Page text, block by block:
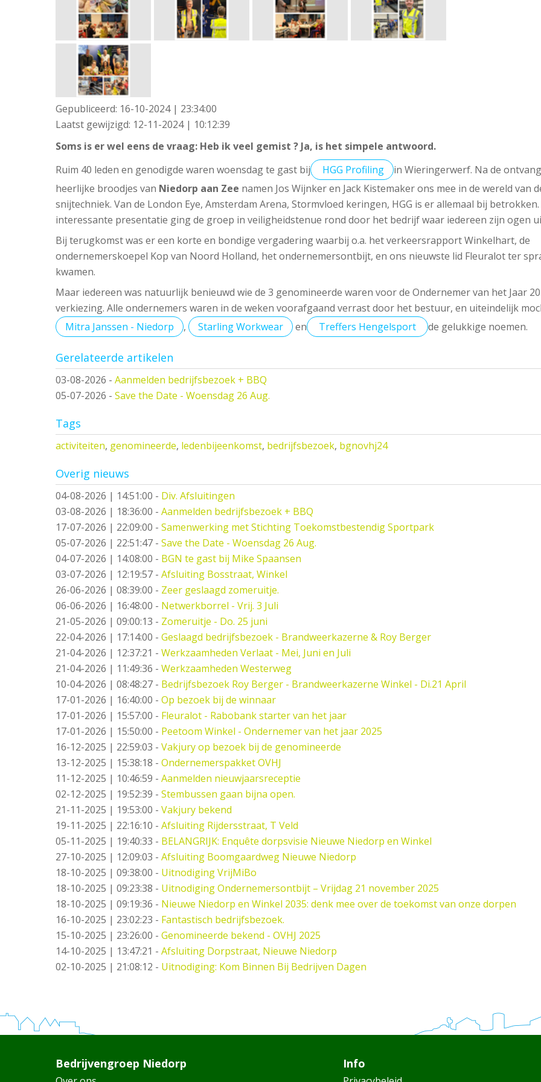
Gepubliceerd: 16-10-2024 | 23:34:00
Laatst gewijzigd: 12-11-2024 | 10:12:39
Soms is er wel eens de vraag: Heb ik veel gemist ? Ja, is het simpele antwoord.
Ruim 40 leden en genodigde waren woensdag te gast bij
HGG Profiling
in Wieringerwerf. Na de
heerlijke broodjes van Niedorp aan Zee namen Jos Wijnker en Jack Kistemaker ons mee in de wereld van
snijtechniek. Van de London Eye, Amsterdam Arena, Stormvloed keringen, HGG is er allemaal bij
interessante presentatie ging de groep in veiligheidstenue rond door het bedrijf waar iedereen zijn ogen
Bij terugkomst was er een korte en bondige vergadering waarbij o.a. het verkeersrapport Winkelhart, de
ondernemerskoepel Kop van Noord Holland, het ondernemersontbijt, en ons nieuwste lid Fleuralot ter
kwamen.
Maar iedereen was natuurlijk benieuwd wie de 3 genomineerde waren voor de Ondernemer van het Jaar
verkiezing. Alle ondernemers waren in de weken voorafgaand verrast door het bestuur, en uiteindelijk
Mitra Janssen - Niedorp
, Starling Workwear en Treffers Hengelsport de gelukkige noemen.
Gerelateerde artikelen
03-08-2026 - Aanmelden bedrijfsbezoek + BBQ
05-07-2026 - Save the Date - Woensdag 26 Aug.
Tags
activiteiten, genomineerde, ledenbijeenkomst, bedrijfsbezoek, bgnovhj24
Overig nieuws
04-08-2026 | 14:51:00 - Div. Afsluitingen
03-08-2026 | 18:36:00 - Aanmelden bedrijfsbezoek + BBQ
17-07-2026 | 22:09:00 - Samenwerking met Stichting Toekomstbestendig Sportpark
05-07-2026 | 22:51:47 - Save the Date - Woensdag 26 Aug.
04-07-2026 | 14:08:00 - BGN te gast bij Mike Spaansen
03-07-2026 | 12:19:57 - Afsluiting Bosstraat, Winkel
26-06-2026 | 08:39:00 - Zeer geslaagd zomeruitje.
06-06-2026 | 16:48:00 - Netwerkborrel - Vrij. 3 Juli
21-05-2026 | 09:00:13 - Zomeruitje - Do. 25 juni
22-04-2026 | 17:14:00 - Geslaagd bedrijfsbezoek - Brandweerkazerne & Roy Berger
21-04-2026 | 12:37:21 - Werkzaamheden Verlaat - Mei, Juni en Juli
21-04-2026 | 11:49:36 - Werkzaamheden Westerweg
10-04-2026 | 08:48:27 - Bedrijfsbezoek Roy Berger - Brandweerkazerne Winkel - Di.21 April
17-01-2026 | 16:40:00 - Op bezoek bij de winnaar
17-01-2026 | 15:57:00 - Fleuralot - Rabobank starter van het jaar
17-01-2026 | 15:50:00 - Peetoom Winkel - Ondernemer van het jaar 2025
16-12-2025 | 22:59:03 - Vakjury op bezoek bij de genomineerde
13-12-2025 | 15:38:18 - Ondernemerspakket OVHJ
11-12-2025 | 10:46:59 - Aanmelden nieuwjaarsreceptie
02-12-2025 | 19:52:39 - Stembussen gaan bijna open.
21-11-2025 | 19:53:00 - Vakjury bekend
19-11-2025 | 22:16:10 - Afsluiting Rijdersstraat, T Veld
05-11-2025 | 19:40:33 - BELANGRIJK: Enquête dorpsvisie Nieuwe Niedorp en Winkel
27-10-2025 | 12:09:03 - Afsluiting Boomgaardweg Nieuwe Niedorp
18-10-2025 | 09:38:00 - Uitnodiging VrijMiBo
18-10-2025 | 09:23:38 - Uitnodiging Ondernemersontbijt – Vrijdag 21 november 2025
18-10-2025 | 09:19:36 - Nieuwe Niedorp en Winkel 2035: denk mee over de toekomst van onze dorpen
16-10-2025 | 23:02:23 - Fantastisch bedrijfsbezoek.
15-10-2025 | 23:26:00 - Genomineerde bekend - OVHJ 2025
14-10-2025 | 13:47:21 - Afsluiting Dorpstraat, Nieuwe Niedorp
02-10-2025 | 21:08:12 - Uitnodiging: Kom Binnen Bij Bedrijven Dagen
Bedrijvengroep Niedorp Info